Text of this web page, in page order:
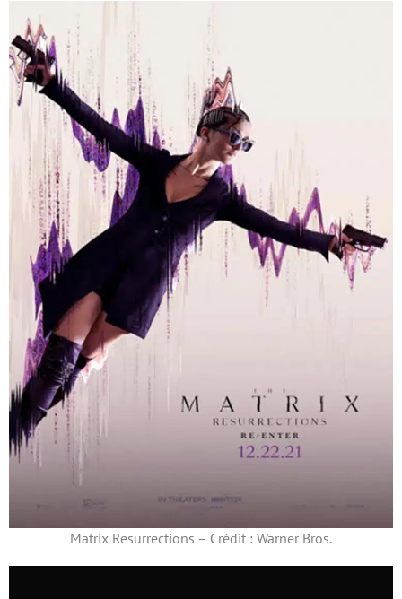
Matrix Resurrections – Crédit : Warner Bros.